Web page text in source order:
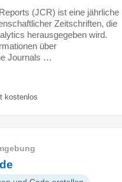
(JCR) ist eine jährliche
Zeitschriften, die
herausgegeben wird.
über
Journals …
kostenlos